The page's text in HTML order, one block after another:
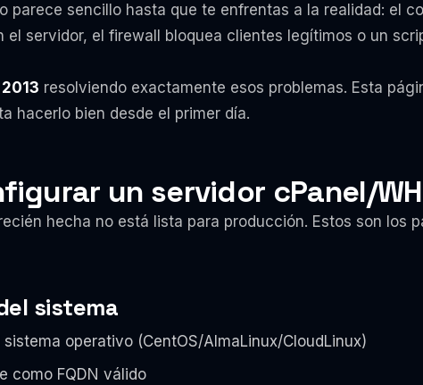
parece sencillo hasta que te enfrentas a la realidad: el
el servidor, el firewall bloquea clientes legítimos o un
resolviendo exactamente esos problemas. Esta
hacerlo bien desde el primer día.
un servidor cPanel/
hecha no está lista para producción. Estos son los
sistema
operativo (CentOS/AlmaLinux/CloudLinux)
como FQDN válido